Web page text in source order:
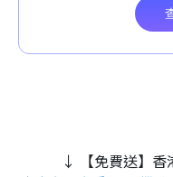
↓ 【免費送】香